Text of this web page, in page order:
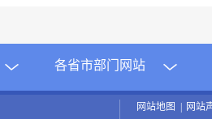
各省市部门网站
网站地图 | 网站